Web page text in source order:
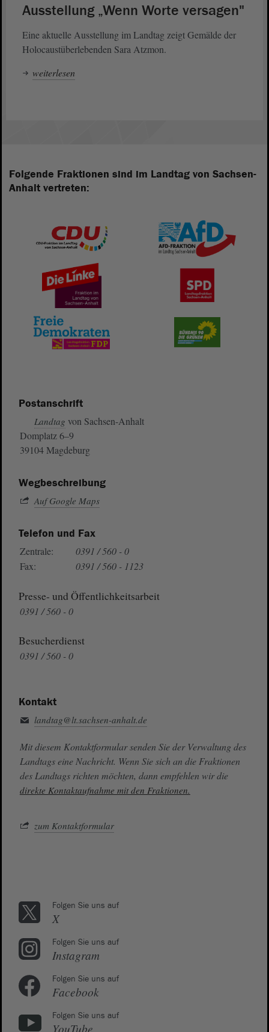
Ausstellung „Wenn Worte versagen"
Eine aktuelle Ausstellung im Landtag zeigt Gemälde der
Holocaustüberlebenden Sara Atzmon.
weiterlesen
Folgende Fraktionen sind im Landtag von Sachsen-
Anhalt vertreten:
Postanschrift
Landtag von Sachsen-Anhalt
Domplatz 6–9
39104 Magdeburg
Wegbeschreibung
Auf Google Maps
Telefon und Fax
Zentrale:
0391 / 560 - 0
Fax:
0391 / 560 - 1123
Presse- und Öffentlichkeitsarbeit
0391 / 560 - 0
Besucherdienst
0391 / 560 - 0
Kontakt
landtag@lt.sachsen-anhalt.de
Mit diesem Kontaktformular senden Sie der Verwaltung des
Landtags eine Nachricht. Wenn Sie sich an die Fraktionen
des Landtags richten möchten, dann empfehlen wir die
direkte Kontaktaufnahme mit den Fraktionen.
zum Kontaktformular
Folgen Sie uns auf
X
Folgen Sie uns auf
Instagram
Folgen Sie uns auf
Facebook
Folgen Sie uns auf
YouTube